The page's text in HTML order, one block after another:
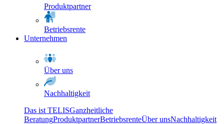
Produktpartner
Betriebsrente
Unternehmen
Über uns
Nachhaltigkeit
Das ist TELISGanzheitliche
BeratungProduktpartnerBetriebsrenteÜber unsNachhaltigkeit